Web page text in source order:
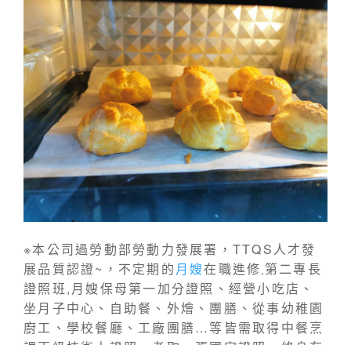
※本公司過勞動部勞動力發展署，TTQS人才發
展品質認證~，不定期的月嫂在職進修 第二專長
證照班,月嫂保母第一加分證照、經營小吃店、
坐月子中心、自助餐、外燴、團膳、從事幼稚園
廚工、學校餐廳、工廠團膳…等皆需取得中餐烹